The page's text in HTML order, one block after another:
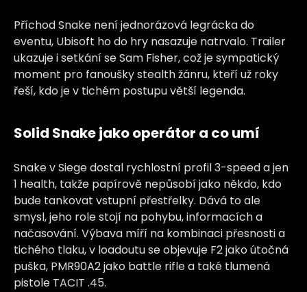
Příchod Snake není jednorázová legrácka do
eventu, Ubisoft ho do hry nasazuje natrvalo. Trailer
ukazuje i setkání se Sam Fisher, což je sympatický
moment pro fanoušky stealth žánru, kteří už roky
řeší, kdo je v tichém postupu větší legenda.
Solid Snake jako operátor a co umí
Snake v Siege dostal rychlostní profil 3-speed a jen
1 health, takže papírově nepůsobí jako někdo, kdo
bude tankovat vstupní přestřelky. Dává to ale
smysl, jeho role stojí na pohybu, informacích a
načasování. Výbava míří na kombinaci přesnosti a
tichého tlaku, v loadoutu se objevuje F2 jako útočná
puška, PMR90A2 jako battle rifle a také tlumená
pistole TACIT .45.